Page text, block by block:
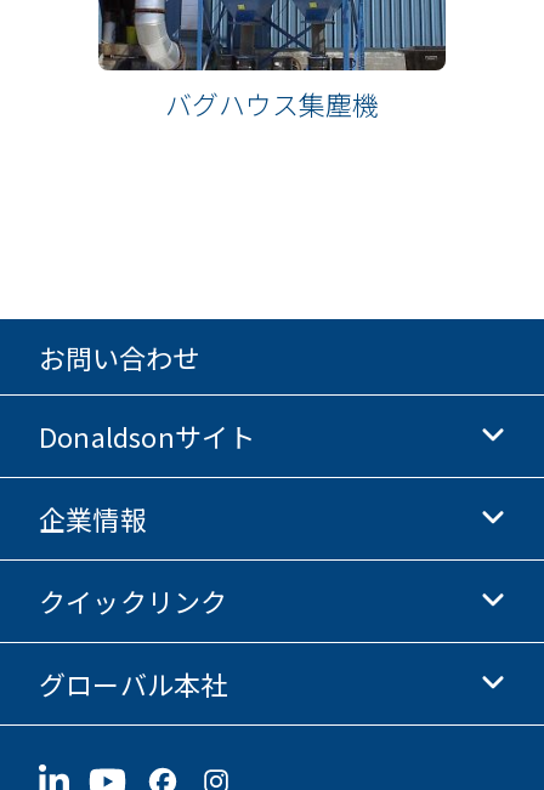
バグハウス集塵機
お問い合わせ
Donaldsonサイト
Donaldsonライフサイエンス
Donaldsonオンラインストア
企業情報
企業情報
倫理・コンプライアンス
採用情報
クイックリンク
投資家情報
サプライヤー情報
サステナビリティ
グローバル本社
1400 W 94th Street